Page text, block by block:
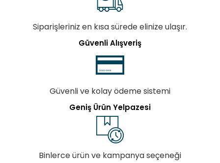
Siparişleriniz en kısa sürede elinize ulaşır.
Güvenli Alışveriş
Güvenli ve kolay ödeme sistemi
Geniş Ürün Yelpazesi
Binlerce ürün ve kampanya seçeneği